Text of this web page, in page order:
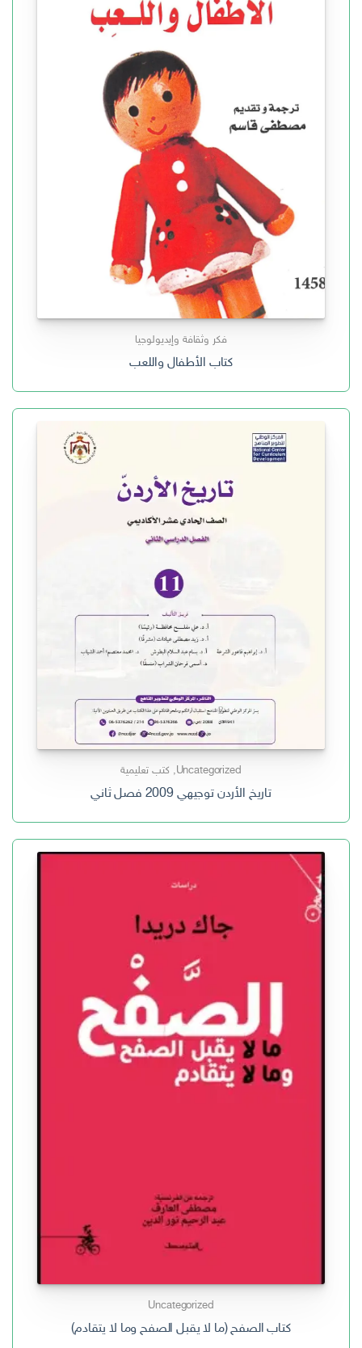
فكر وثقافة وإيديولوجيا
كتاب الأطفال واللعب
Uncategorized
, كتب تعليمية
تاريخ الأردن توجيهي 2009 فصل ثاني
Uncategorized
كتاب الصفح (ما لا يقبل الصفح وما لا يتقادم)